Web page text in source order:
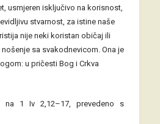
usmjeren isključivo na korisnost,
stvarnost, za istine naše
nije neki koristan običaj ili
sa svakodnevicom. Ona je
u pričesti Bog i Crkva
na 1 Iv 2,12–17, prevedeno s